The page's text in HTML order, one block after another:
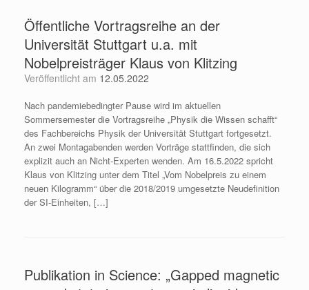
Öffentliche Vortragsreihe an der
Universität Stuttgart u.a. mit
Nobelpreisträger Klaus von Klitzing
Veröffentlicht am 12.05.2022
Nach pandemiebedingter Pause wird im aktuellen
Sommersemester die Vortragsreihe „Physik die Wissen schafft“
des Fachbereichs Physik der Universität Stuttgart fortgesetzt.
An zwei Montagabenden werden Vorträge stattfinden, die sich
explizit auch an Nicht-Experten wenden. Am 16.5.2022 spricht
Klaus von Klitzing unter dem Titel „Vom Nobelpreis zu einem
neuen Kilogramm“ über die 2018/2019 umgesetzte Neudefinition
der SI-Einheiten, […]
Publikation in Science: „Gapped magnetic